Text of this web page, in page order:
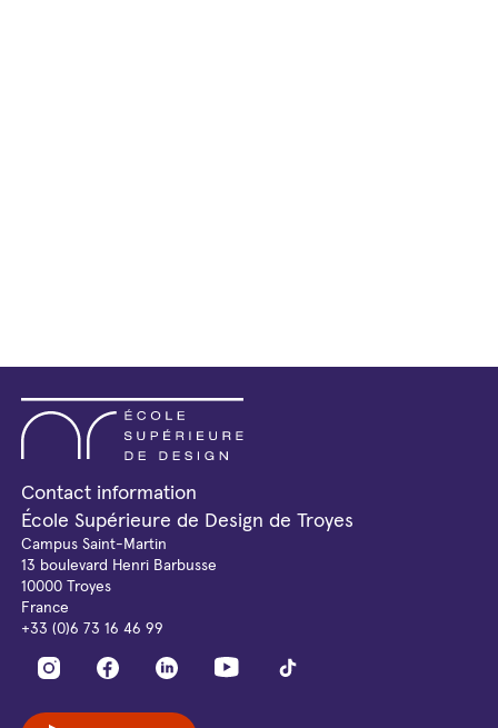
Contact information
École Supérieure de Design de Troyes
Campus Saint-Martin
13 boulevard Henri Barbusse
10000 Troyes
France
+33 (0)6 73 16 46 99